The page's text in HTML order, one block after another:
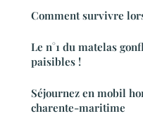
Comment survivre
Le n°1 du matelas
paisibles !
Séjournez en mobil
charente-maritime